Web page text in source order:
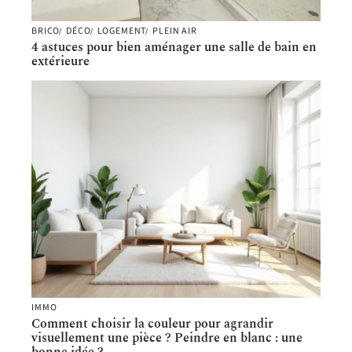
BRICO DÉCO LOGEMENT PLEIN AIR
4 astuces pour bien aménager une salle de bain en
extérieure
IMMO
Comment choisir la couleur pour agrandir
visuellement une pièce ? Peindre en blanc : une